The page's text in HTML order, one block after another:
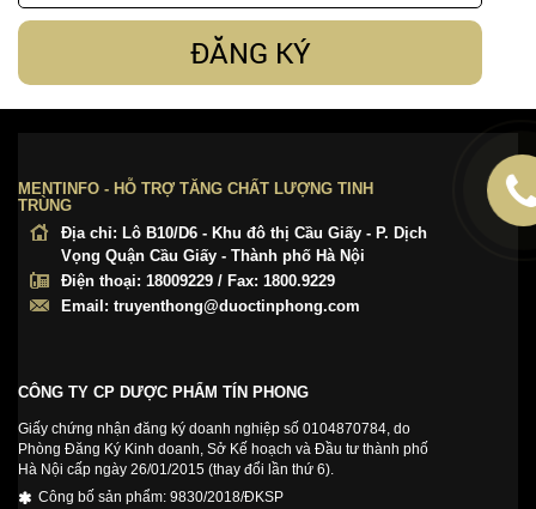
ĐĂNG KÝ
MENTINFO - HỖ TRỢ TĂNG CHẤT LƯỢNG TINH
TRÙNG
Địa chỉ: Lô B10/D6 - Khu đô thị Cầu Giấy - P. Dịch
Vọng Quận Cầu Giấy - Thành phố Hà Nội
Điện thoại: 18009229 / Fax: 1800.9229
Email: truyenthong@duoctinphong.com
CÔNG TY CP DƯỢC PHẨM TÍN PHONG
Giấy chứng nhận đăng ký doanh nghiệp số 0104870784, do
Phòng Đăng Ký Kinh doanh, Sở Kế hoạch và Đầu tư thành phố
Hà Nội cấp ngày 26/01/2015 (thay đổi lần thứ 6).
Công bố sản phẩm: 9830/2018/ĐKSP